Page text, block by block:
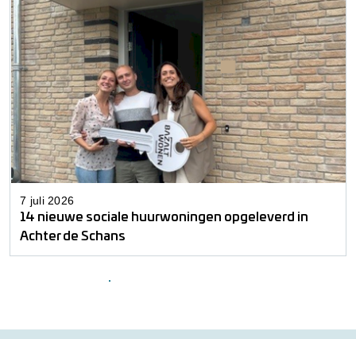
14 nieuwe sociale huurwoningen opgeleverd in
Achter de Schans
7 juli 2026